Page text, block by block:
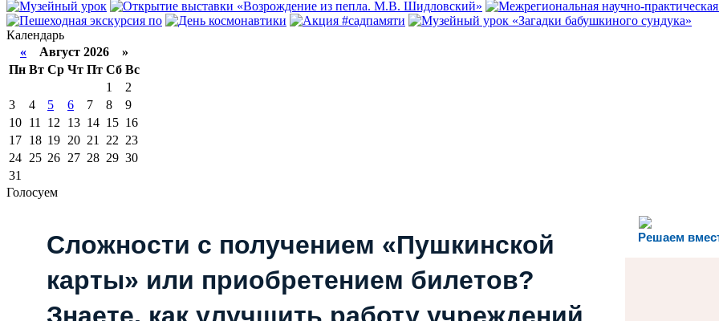
Календарь
« Август 2026 »
Пн Вт Ср Чт Пт Сб Вс
1
2
3
4 5 6 7 8
9
10 11 12 13 14 15 16
17 18 19 20 21 22 23
24 25 26 27 28 29 30
31
Голосуем
Решаем
Сложности с получением «Пушкинской
карты» или приобретением билетов?